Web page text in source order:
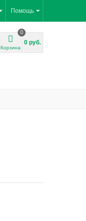
Помощь
Корзина
0
0 руб.